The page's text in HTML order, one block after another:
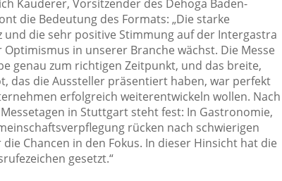
Kauderer, Vorsitzender des Dehoga Baden-
die Bedeutung des Formats: „Die starke
und die sehr positive Stimmung auf der Intergastra
Optimismus in unserer Branche wächst. Die Messe
genau zum richtigen Zeitpunkt, und das breite,
das die Aussteller präsentiert haben, war perfekt
erfolgreich weiterentwickeln wollen. Nach
in Stuttgart steht fest: In Gastronomie,
rücken nach schwierigen
die Chancen in den Fokus. In dieser Hinsicht hat die
gesetzt.“